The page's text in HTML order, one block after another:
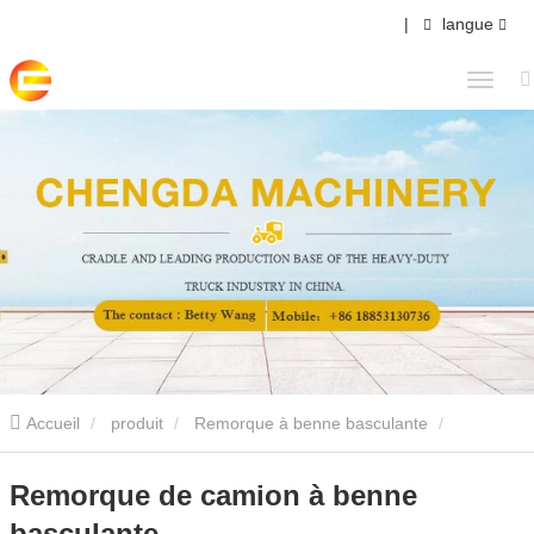
| langue
Accueil produit Remorque à benne basculante
Remorque de camion à benne basculante
Remorque de camion à benne